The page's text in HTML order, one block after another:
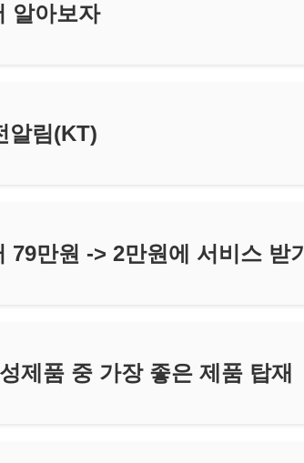
알아보자
알림(KT)
만원 -> 2만원에 서비스 받기
제품 중 가장 좋은 제품 탑재